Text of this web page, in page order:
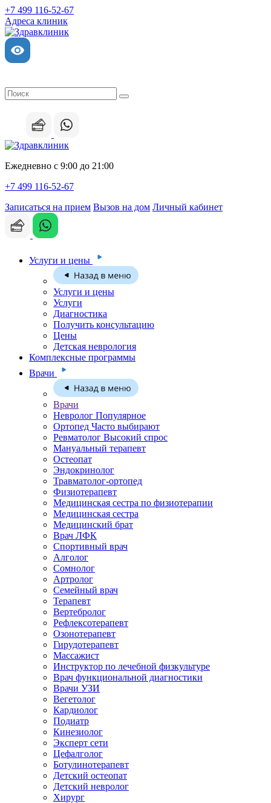
+7 499 116-52-67
Адреса клиник
Ежедневно с 9:00 до 21:00
+7 499 116-52-67
Записаться на прием Вызов на дом Личный кабинет
Услуги и цены
Услуги и цены
Услуги
Диагностика
Получить консультацию
Цены
Детская неврология
Комплексные программы
Врачи
Врачи
Невролог Популярное
Ортопед Часто выбирают
Ревматолог Высокий спрос
Мануальный терапевт
Остеопат
Эндокринолог
Травматолог-ортопед
Физиотерапевт
Медицинская сестра по физиотерапии
Медицинская сестра
Медицинский брат
Врач ЛФК
Спортивный врач
Алголог
Сомнолог
Артролог
Семейный врач
Терапевт
Вертебролог
Рефлексотерапевт
Озонотерапевт
Гирудотерапевт
Массажист
Инструктор по лечебной физкультуре
Врач функциональной диагностики
Врачи УЗИ
Вегетолог
Кардиолог
Подиатр
Кинезиолог
Эксперт сети
Цефалголог
Ботулинотерапевт
Детский остеопат
Детский невролог
Хирург